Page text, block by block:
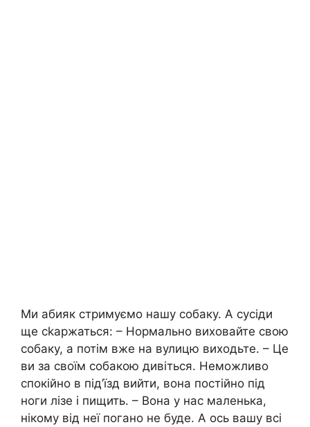
Ми абияк стримуємо нашу собаку. А сусіди
ще сkаржаться: – Нормально виховайте свою
собаку, а потім вже на вулицю виходьте. – Це
ви за своїм собакою дивіться. Неможливо
спокійно в під’їзд вийти, вона постійно під
ноги лізе і пищить. – Вона у нас маленька,
нікому від неї погано не буде. А ось вашу всі